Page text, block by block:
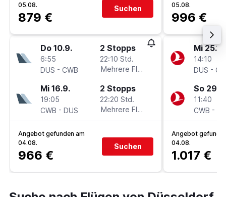
05.08.
879 €
Suchen
Do 10.9.
6:55
DUS - CWB
2 Stopps
22:10 Std.
Mehrere Fluglinien
Mi 16.9.
19:05
CWB - DUS
2 Stopps
22:20 Std.
Mehrere Fluglinien
Angebot gefunden am
04.08.
966 €
Suchen
05.08.
996 €
Mi 25.11.
14:10
DUS -
So
11:40
CWB -
Angebot
04.08.
1.017 €